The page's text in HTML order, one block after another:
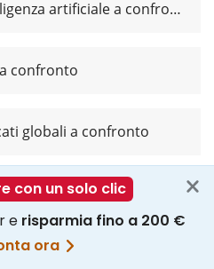
ETF sull’intelligenza artificiale a confronto
a confronto
globali a confronto